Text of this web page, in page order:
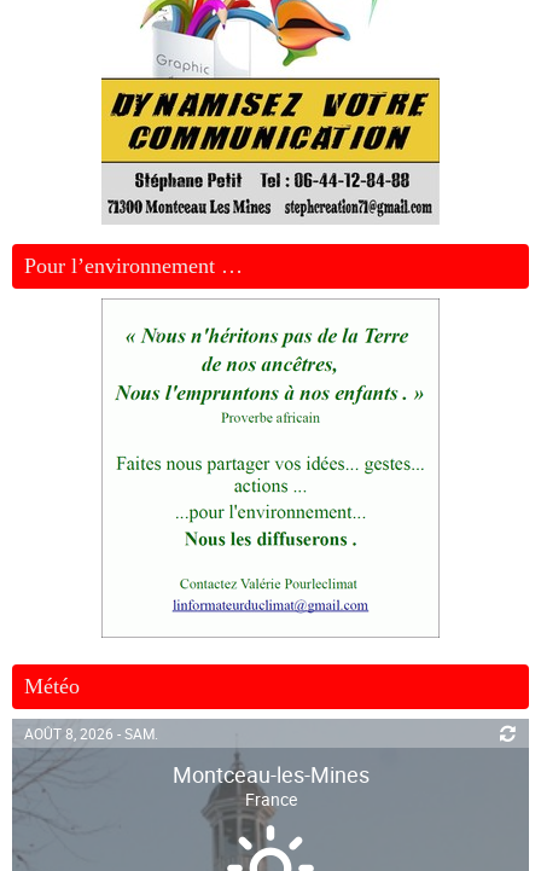
Pour l’environnement …
Météo
AOÛT 8, 2026 - SAM.
Montceau-les-Mines
France